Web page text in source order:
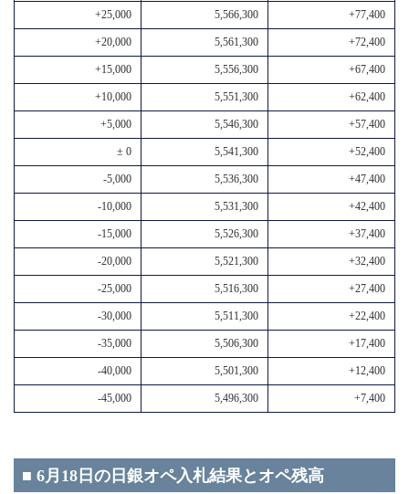
+25,000 5,566,300 +77,400
+20,000 5,561,300 +72,400
+15,000 5,556,300 +67,400
+10,000 5,551,300 +62,400
+5,000 5,546,300 +57,400
± 0 5,541,300 +52,400
-5,000 5,536,300 +47,400
-10,000 5,531,300 +42,400
-15,000 5,526,300 +37,400
-20,000 5,521,300 +32,400
-25,000 5,516,300 +27,400
-30,000 5,511,300 +22,400
-35,000 5,506,300 +17,400
-40,000 5,501,300 +12,400
-45,000 5,496,300 +7,400
■ 6月18日の日銀オペ入札結果とオペ残高